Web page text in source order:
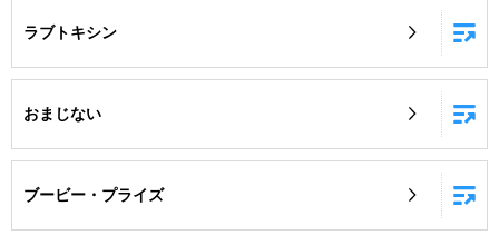
ラブトキシン
おまじない
ブービー・プライズ